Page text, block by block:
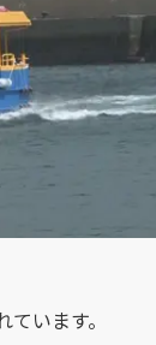
います。